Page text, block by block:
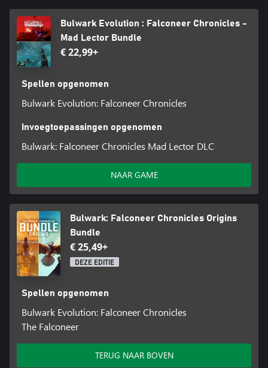
game, plus 'The Hunter' DLC, die een nieuwe spelersklasse
toevoegt met een vliegende Ormir-draak en een set geleide
vuurwerkraketten, en de nieuwe 'Edge of the World' DLC, met 3
extra zijmissies en nieuwe eindbazen.
Bulwark Evolution : Falconeer Chronicles -
Mad Lector Bundle
€ 22,99+
Spellen opgenomen
Bulwark Evolution: Falconeer Chronicles
Invoegtoepassingen opgenomen
Bulwark: Falconeer Chronicles Mad Lector DLC
NAAR GAME
Bulwark: Falconeer Chronicles Origins
Bundle
€ 25,49+
DEZE EDITIE
Spellen opgenomen
Bulwark Evolution: Falconeer Chronicles
The Falconeer
TERUG NAAR BOVEN